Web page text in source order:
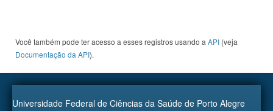
Você também pode ter acesso a esses registros usando a API (veja
Documentação da API).
Universidade Federal de Ciências da Saúde de Porto Alegre